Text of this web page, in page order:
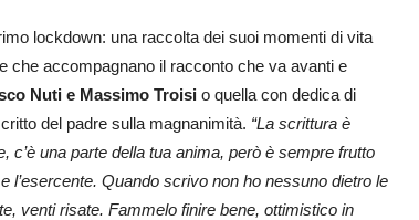
lockdown: una raccolta dei suoi momenti di vita
che accompagnano il racconto che va avanti e
Nuti e Massimo Troisi o quella con dedica di
del padre sulla magnanimità. “La scrittura è
c’è una parte della tua anima, però è sempre frutto
l’esercente. Quando scrivo non ho nessuno dietro le
venti risate. Fammelo finire bene, ottimistico in